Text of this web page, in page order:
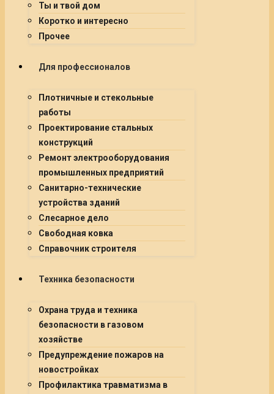
Ты и твой дом
Коротко и интересно
Прочее
Для профессионалов
Плотничные и стекольные
работы
Проектирование стальных
конструкций
Ремонт электрооборудования
промышленных предприятий
Санитарно-технические
устройства зданий
Слесарное дело
Свободная ковка
Справочник строителя
Техника безопасности
Охрана труда и техника
безопасности в газовом
хозяйстве
Предупреждение пожаров на
новостройках
Профилактика травматизма в